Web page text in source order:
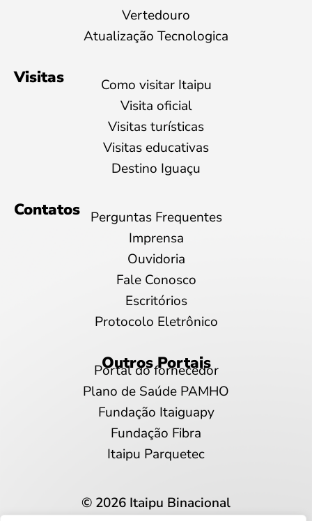
Vertedouro
Atualização Tecnologica
Visitas
Como visitar Itaipu
Visita oficial
Visitas turísticas
Visitas educativas
Destino Iguaçu
Contatos
Perguntas Frequentes
Imprensa
Ouvidoria
Fale Conosco
Escritórios
Protocolo Eletrônico
Outros Portais
Portal do fornecedor
Plano de Saúde PAMHO
Fundação Itaiguapy
Fundação Fibra
Itaipu Parquetec
© 2026 Itaipu Binacional